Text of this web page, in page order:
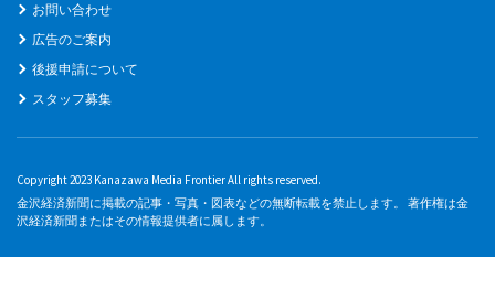
お問い合わせ
広告のご案内
後援申請について
スタッフ募集
Copyright 2023 Kanazawa Media Frontier All rights reserved.
金沢経済新聞に掲載の記事・写真・図表などの無断転載を禁止します。 著作権は金
沢経済新聞またはその情報提供者に属します。